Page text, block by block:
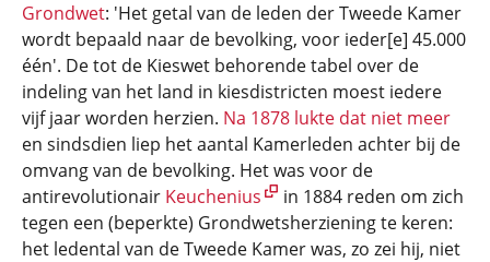
Grondwet: 'Het getal van de leden der Tweede Kamer
wordt bepaald naar de bevolking, voor ieder[e] 45.000
één'. De tot de Kieswet behorende tabel over de
indeling van het land in kiesdistricten moest iedere
vijf jaar worden herzien. Na 1878 lukte dat niet meer
en sindsdien liep het aantal Kamerleden achter bij de
omvang van de bevolking. Het was voor de
antirevolutionair Keuchenius
in 1884 reden om zich
tegen een (beperkte) Grondwetsherziening te keren:
het ledental van de Tweede Kamer was, zo zei hij, niet